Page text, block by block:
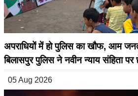
अपराधियों में हो पुलिस का खौफ, आम
बिलासपुर पुलिस ने नवीन न्याय संहिता पर
05 Aug 2026